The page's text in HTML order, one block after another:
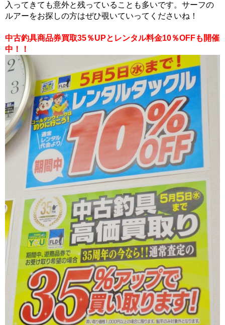
入ってきても意外と残っていることも多いです。サーフの
ルアーをお探しの方はぜひ覗いていってくださいね！
中古釣具商品券買取35％UPとレンタル料金10％OFFも開催
中！！